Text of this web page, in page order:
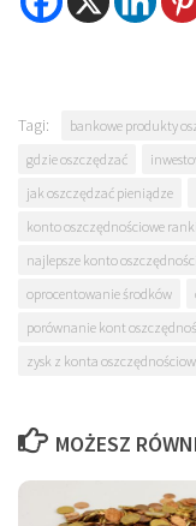
Tagi: bankowe produkty
gdzie oszczędzać
jak oszczędzać pieniądze
konto oszczędnościowe
najlepsze konto
oprocentowanie środków
porównanie kont
zysk z konta
MOŻESZ